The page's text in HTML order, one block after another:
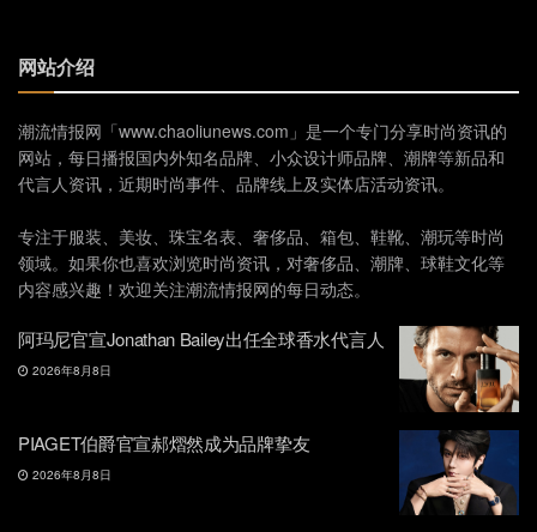
网站介绍
潮流情报网「www.chaoliunews.com」是一个专门分享时尚资讯的
网站，每日播报国内外知名品牌、小众设计师品牌、潮牌等新品和
代言人资讯，近期时尚事件、品牌线上及实体店活动资讯。
专注于服装、美妆、珠宝名表、奢侈品、箱包、鞋靴、潮玩等时尚
领域。如果你也喜欢浏览时尚资讯，对奢侈品、潮牌、球鞋文化等
内容感兴趣！欢迎关注潮流情报网的每日动态。
阿玛尼官宣Jonathan Bailey出任全球香水代言人
2026年8月8日
PIAGET伯爵官宣郝熠然成为品牌挚友
2026年8月8日